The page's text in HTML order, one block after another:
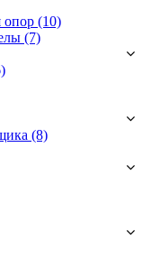
опор (10)
(7)
(8)